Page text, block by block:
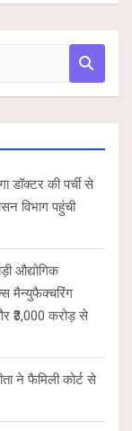
डॉक्टर की पर्ची से
विभाग पहुंची
औद्योगिक
मैन्युफैक्चरिंग
₹3,000 करोड़ से
ने फैमिली कोर्ट से